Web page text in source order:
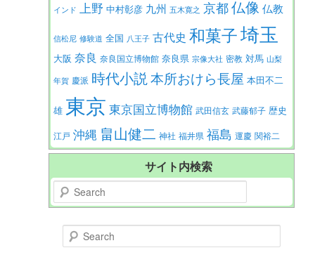
インド 上野 中村彰彦 九州 五木寛之 京都仏像 仏教
信松尼 修験道 全国 八王子 古代史 和菓子埼玉
大阪 奈良 奈良国立博物館 奈良県 宗像大社 密教 対馬 山梨
年賀 慶派 時代小説 本所おけら長屋 本田不二
雄 東京 東京国立博物館 武田信玄 武藤郁子 歴史
江戸 沖縄 畠山健二 神社 福井県 福島 運慶 関裕二
サイト内検索
Search
Search